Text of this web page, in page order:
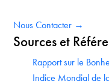
Nous Contacter →
Sources et
Rapport sur le
Indice Mondial de